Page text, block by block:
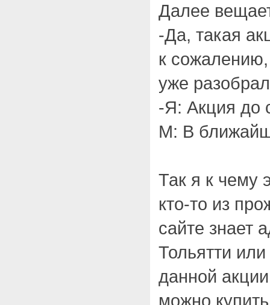
Далее
-Да, такая
к
уже
-Я: Акция до
М: В
Так я к чему
кто-то из
сайте знает
Тольятти
данной акции
можно